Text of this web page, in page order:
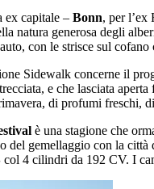
ex capitale ‒ Bonn, per lʼex
natura generosa degli
con le strisce sul
Sidewalk concerne il
e che lasciata
di profumi freschi,
è una stagione che
del gemellaggio con la città
col 4 cilindri da 192 CV. I